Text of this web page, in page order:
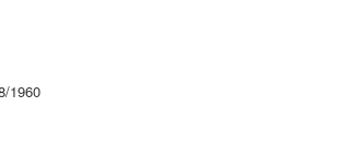
1960